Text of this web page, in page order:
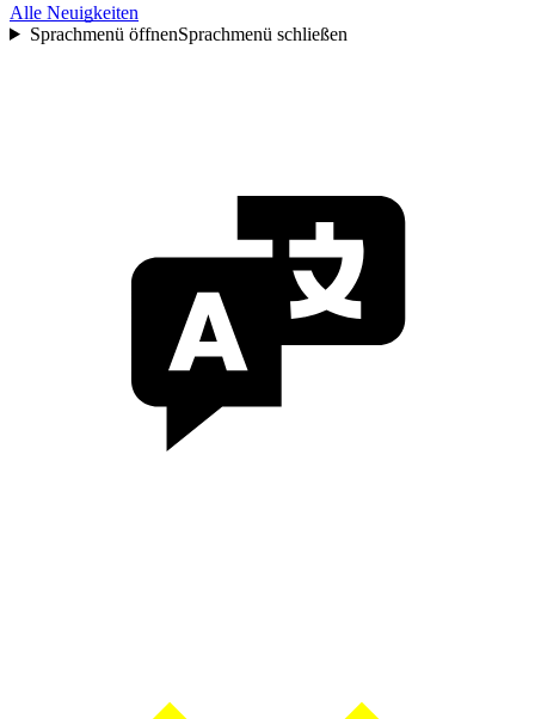
Alle Neuigkeiten
Sprachmenü öffnenSprachmenü schließen